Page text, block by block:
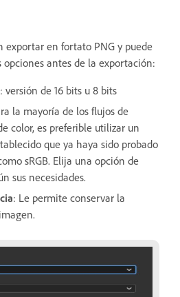
exportar en fortato PNG y puede
antes de la exportación:
: versión de 16 bits u 8 bits
la mayoría de los flujos de
color, es preferible utilizar un
que ya haya sido probado
sRGB. Elija una opción de
sus necesidades.
: Le permite conservar la